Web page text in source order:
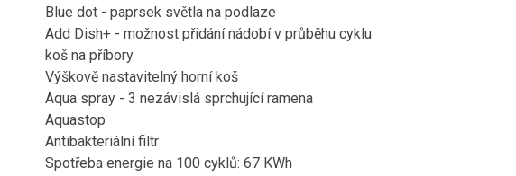
Blue dot - paprsek světla na podlaze
Add Dish+ - možnost přidání nádobí v průběhu cyklu
koš na příbory
Výškově nastavitelný horní koš
Aqua spray - 3 nezávislá sprchující ramena
Aquastop
Antibakteriální filtr
Spotřeba energie na 100 cyklů: 67 KWh